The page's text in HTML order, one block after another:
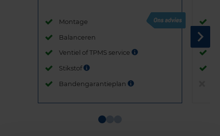
Montage
Balanceren
Ventiel of TPMS service
Stikstof
Bandengarantieplan